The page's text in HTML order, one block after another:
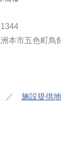
本市五色町鳥
／ 施設提供